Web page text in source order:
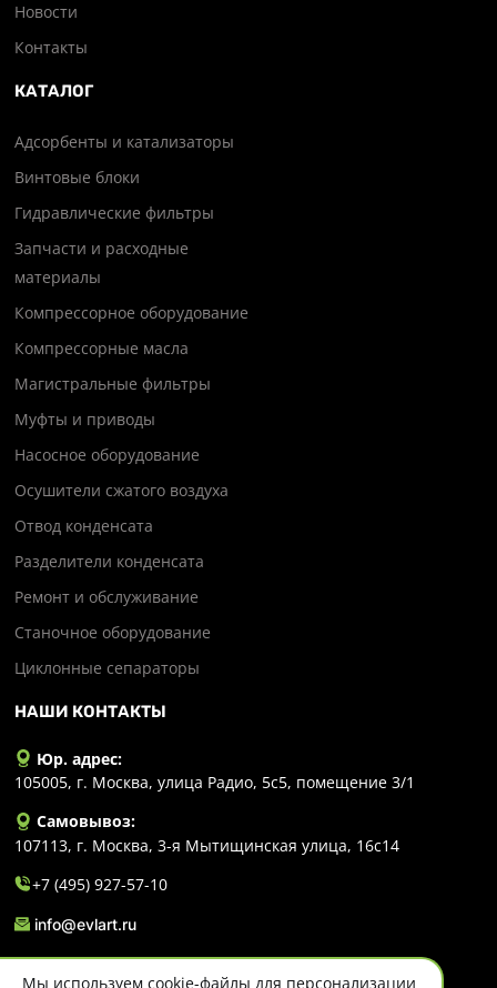
Новости
Контакты
КАТАЛОГ
Адсорбенты и катализаторы
Винтовые блоки
Гидравлические фильтры
Запчасти и расходные
материалы
Компрессорное оборудование
Компрессорные масла
Магистральные фильтры
Муфты и приводы
Насосное оборудование
Осушители сжатого воздуха
Отвод конденсата
Разделители конденсата
Ремонт и обслуживание
Станочное оборудование
Циклонные сепараторы
НАШИ КОНТАКТЫ
Юр. адрес:
105005, г. Москва, улица Радио, 5с5, помещение 3/1
Самовывоз:
107113, г. Москва, 3-я Мытищинская улица, 16с14
+7 (495) 927-57-10
info@evlart.ru
Мы используем cookie-файлы для персонализации